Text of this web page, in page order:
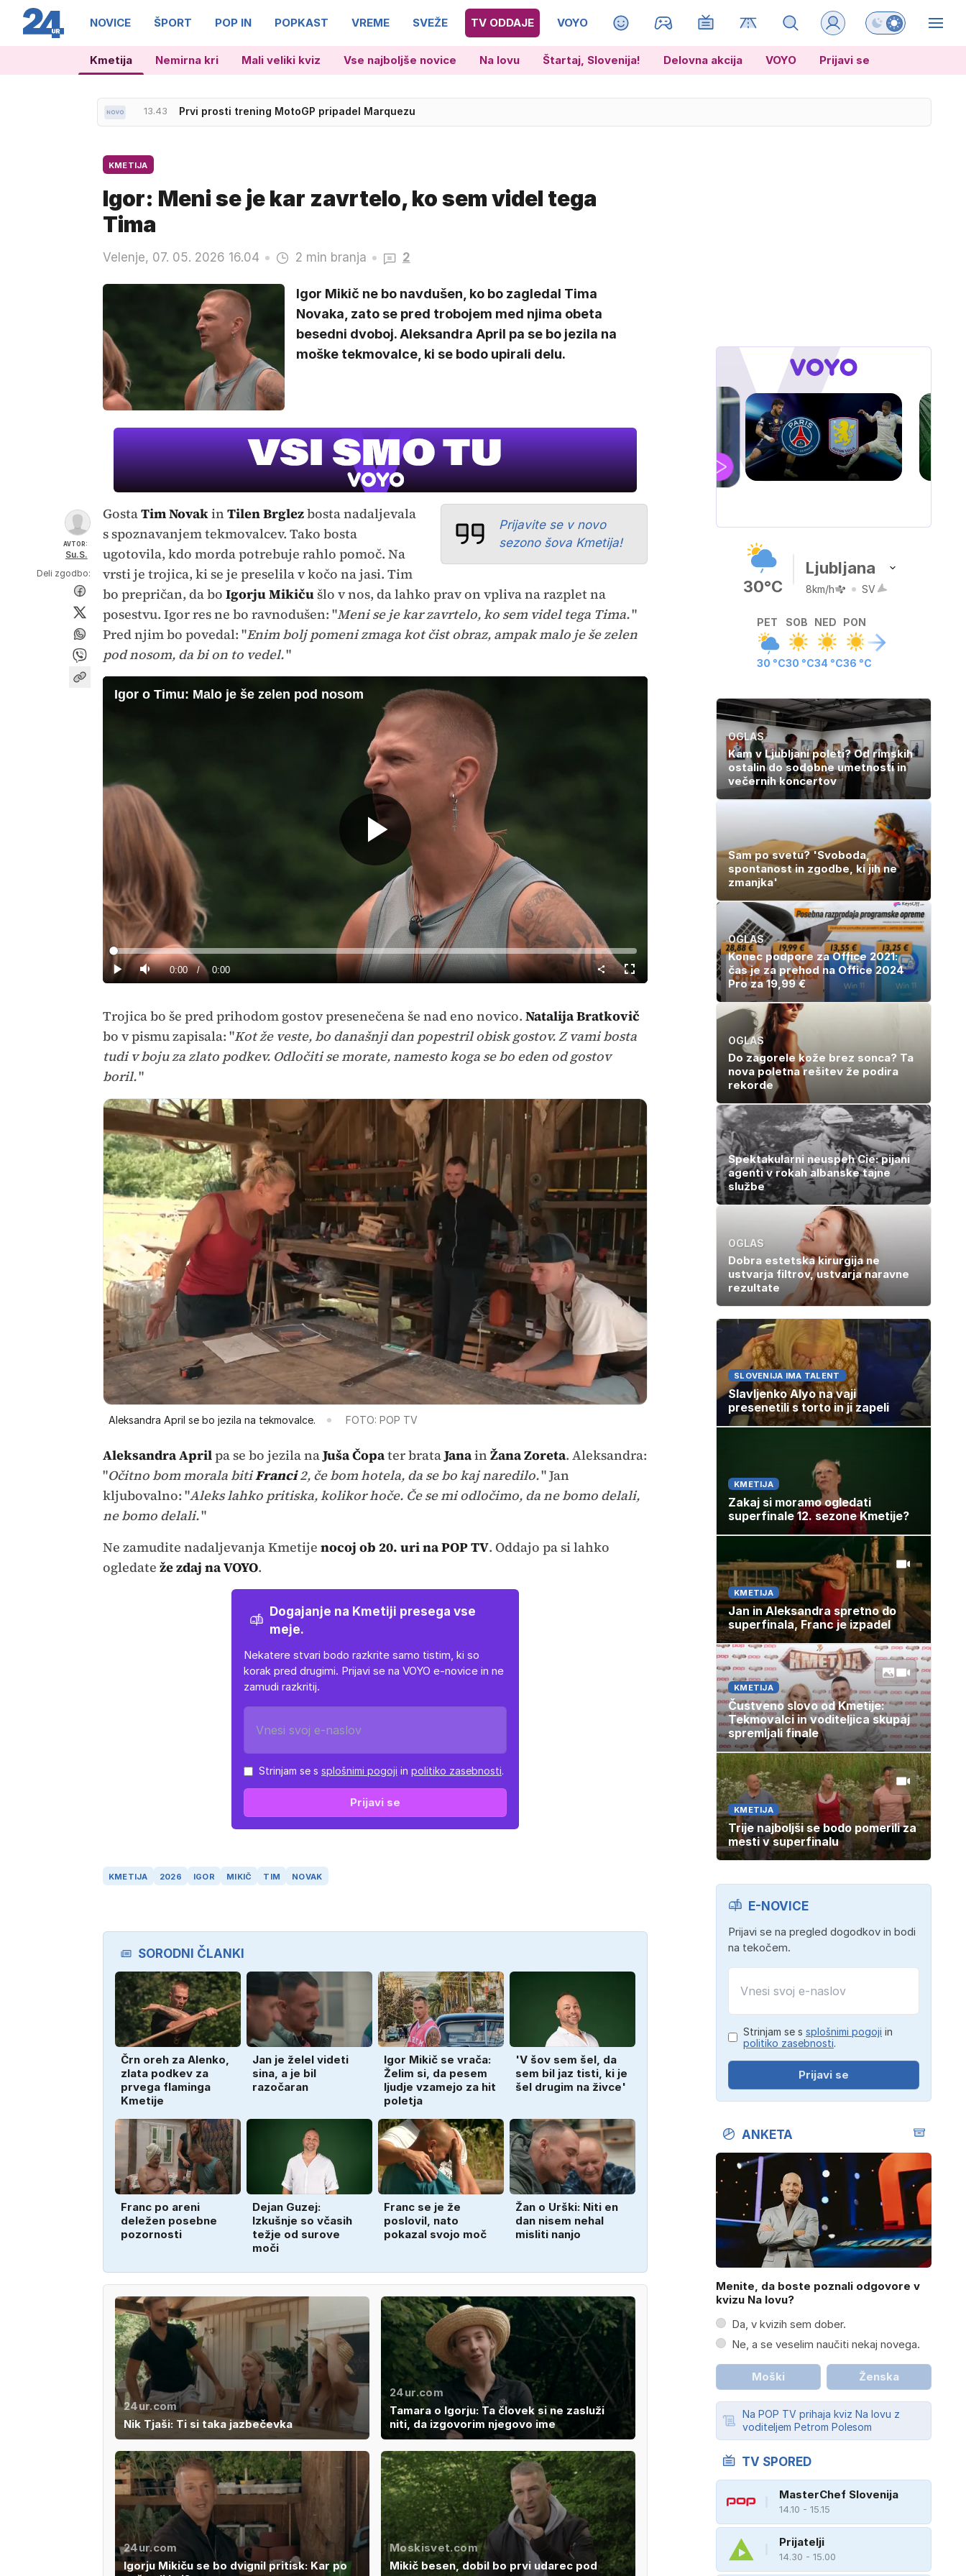
NOVICE ŠPORT POP IN POPKAST VREME SVEŽE TV ODDAJE VOYO MAGAZIN Preklopi barvni
Kmetija Nemirna kri Mali veliki kviz Vse najboljše novice Na lovu Štartaj, Slovenija! Delovna akcija VOYO Prijavi se
13.43 Prvi prosti trening MotoGP pripadel Marquezu
13.56 'Pesem sem začutil kot kugo zahodnega sveta'
KMETIJA
Igor: Meni se je kar zavrtelo, ko sem videl tega
Tima
Velenje, 07. 05. 2026 16.04 2 min branja 2
Igor Mikič ne bo navdušen, ko bo zagledal Tima
Novaka, zato se pred trobojem med njima obeta
besedni dvoboj. Aleksandra April pa se bo jezila na
moške tekmovalce, ki se bodo upirali delu.
AVTOR:
Su.S.
Deli zgodbo:
Prijavite se v novo
sezono šova Kmetija!
GostaTim NovakinTilen Brglezbosta nadaljevala
s spoznavanjem tekmovalcev. Tako bosta
ugotovila, kdo morda potrebuje rahlo pomoč. Na
vrsti je trojica, ki se je preselila v kočo na jasi. Tim
bo prepričan, da bo Igorju Mikičušlo v nos, da lahko prav on vpliva na razplet na
posestvu. Igor res ne bo ravnodušen: "Meni se je kar zavrtelo, ko sem videl tega Tima."
Pred njim bo povedal: "Enim bolj pomeni zmaga kot čist obraz, ampak malo je še zelen
pod nosom, da bi on to vedel."
Igor o Timu: Malo je še zelen pod nosom
Predvajaj
Predvajaj
Tiho Current
0:00 / Duration
0:00
Loaded:
0%
Celozaslonski
način
Trojica bo še pred prihodom gostov presenečena še nad eno novico. Natalija Bratkovič
bo v pismu zapisala: "Kot že veste, bo današnji dan popestril obisk gostov. Z vami bosta
tudi v boju za zlato podkev. Odločiti se morate, namesto koga se bo eden od gostov
boril."
Aleksandra April se bo jezila na tekmovalce. FOTO: POP TV
Aleksandra Aprilpa se bo jezila naJuša Čopater brataJanainŽana Zoreta. Aleksandra:
"Očitno bom morala bitiFranci2, če bom hotela, da se bo kaj naredilo." Jan
kljubovalno: "Aleks lahko pritiska, kolikor hoče. Če se mi odločimo, da ne bomo delali,
ne bomo delali."
Ne zamudite nadaljevanja Kmetije nocoj ob 20. uri na POP TV. Oddajo pa si lahko
ogledate že zdaj naVOYO.
Dogajanje na Kmetiji presega vse
meje.
Nekatere stvari bodo razkrite samo tistim, ki so
korak pred drugimi. Prijavi se na VOYO e-novice in ne
zamudi razkritij.
Strinjam se s splošnimi pogoji in politiko zasebnosti.
Prijavi se
KMETIJA 2026 IGOR MIKIČ TIM NOVAK
SORODNI ČLANKI
Črn oreh za Alenko,
zlata podkev za
prvega flaminga
Kmetije
Jan je želel videti
sina, a je bil
razočaran
Igor Mikič se vrača:
Želim si, da pesem
ljudje vzamejo za hit
poletja
'V šov sem šel, da
sem bil jaz tisti, ki je
šel drugim na živce'
Franc po areni
deležen posebne
pozornosti
Dejan Guzej:
Izkušnje so včasih
težje od surove
moči
Franc se je že
poslovil, nato
pokazal svojo moč
Žan o Urški: Niti en
dan nisem nehal
misliti nanjo
24ur.com
Nik Tjaši: Ti si taka jazbečevka
24ur.com
Tamara o Igorju: Ta človek si ne zasluži
niti, da izgovorim njegovo ime
24ur.com
Igorju Mikiču se bo dvignil pritisk: Kar po
Moskisvet.com
Mikič besen, dobil bo prvi udarec pod
UEFA
SUPERPOKAL
V živo na VOYO: sreda ob 20.30
30°C
Ljubljana
8km/h SV
PET
30 °C
SOB
30 °C
NED
34 °C
PON
36 °C
OGLAS
Kam v Ljubljani poleti? Od rimskih
ostalin do sodobne umetnosti in
večernih koncertov
Sam po svetu? 'Svoboda,
spontanost in zgodbe, ki jih ne
zmanjka'
OGLAS
Konec podpore za Office 2021:
čas je za prehod na Office 2024
Pro za 19,99 €
OGLAS
Do zagorele kože brez sonca? Ta
nova poletna rešitev že podira
rekorde
Spektakularni neuspeh Cie: pijani
agenti v rokah albanske tajne
službe
OGLAS
Dobra estetska kirurgija ne
ustvarja filtrov, ustvarja naravne
rezultate
SLOVENIJA IMA TALENT
Slavljenko Alyo na vaji
presenetili s torto in ji zapeli
KMETIJA
Zakaj si moramo ogledati
superfinale 12. sezone Kmetije?
KMETIJA
Jan in Aleksandra spretno do
superfinala, Franc je izpadel
KMETIJA
Čustveno slovo od Kmetije:
Tekmovalci in voditeljica skupaj
spremljali finale
KMETIJA
Trije najboljši se bodo pomerili za
mesti v superfinalu
E-NOVICE
Prijavi se na pregled dogodkov in bodi
na tekočem.
Strinjam se s splošnimi pogoji in
politiko zasebnosti.
Prijavi se
ANKETA
Menite, da boste poznali odgovore v
kvizu Na lovu?
Da, v kvizih sem dober.
Ne, a se veselim naučiti nekaj novega.
Moški Ženska
Na POP TV prihaja kviz Na lovu z
voditeljem Petrom Polesom
TV SPORED
MasterChef Slovenija
14.10 - 15.15
Prijatelji
14.30 - 15.00